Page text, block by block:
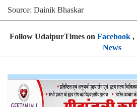
Source: Dainik Bhaskar
Follow UdaipurTimes on Facebook,
News